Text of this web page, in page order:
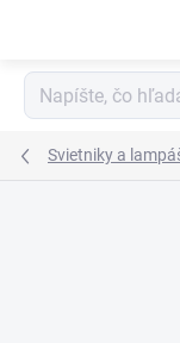
Svietniky a